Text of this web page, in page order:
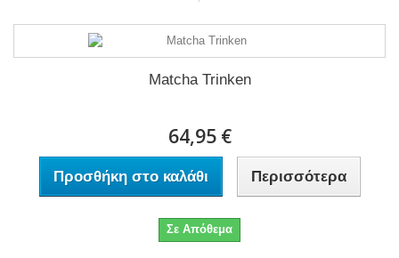
Matcha Trinken
64,95 €
Προσθήκη στο καλάθι Περισσότερα
Σε Απόθεμα